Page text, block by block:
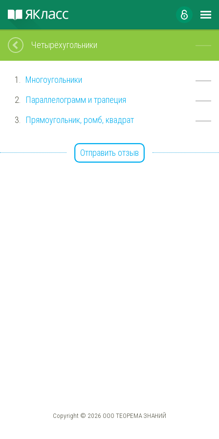
Четырёхугольники
Многоугольники
Параллелограмм и трапеция
Прямоугольник, ромб, квадрат
Отправить отзыв
Copyright © 2026 ООО ТЕОРЕМА ЗНАНИЙ